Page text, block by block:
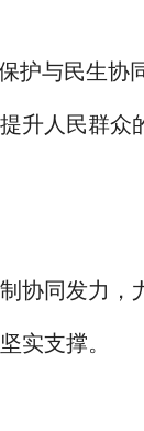
护与民生协
升人民群众
协同发力，
实支撑。